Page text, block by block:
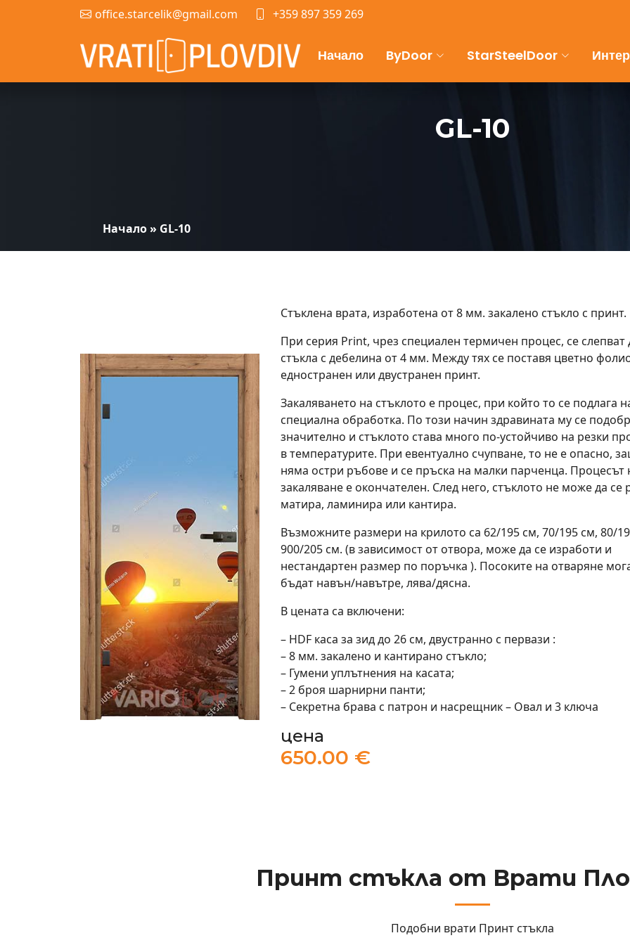
office.starcelik@gmail.com +359 897 359 269
Начало ByDoor StarSteelDoor
GL-10
Начало» GL-10
Стъклена врата, изработена от 8 мм. закалено стъкло с принт.
При серия Print, чрез специален термичен процес, се слепват
стъкла с дебелина от 4 мм. Между тях се поставя цветно
едностранен или двустранен принт.
Закаляването на стъклото е процес, при който то се подлага
специална обработка. По този начин здравината му се
значително и стъклото става много по-устойчиво на резки
в температурите. При евентуално счупване, то не е опасно,
няма остри ръбове и се пръска на малки парченца. Процесът
закаляване е окончателен. След него, стъклото не може да се
матира, ламинира или кантира.
Възможните размери на крилото са 62/195 см, 70/195 см, 80/
900/205 см. (в зависимост от отвора, може да се изработи и
нестандартен размер по поръчка ). Посоките на отваряне
бъдат навън/навътре, лява/дясна.
В цената са включени:
– HDF каса за зид до 26 см, двустранно с первази :
– 8 мм. закалено и кантирано стъкло;
– Гумени уплътнения на касата;
– 2 броя шарнирни панти;
– Секретна брава с патрон и насрещник – Овал и 3 ключа
цена
650.00 €
Принт стъкла от Врати
Подобни врати Принт стъкла